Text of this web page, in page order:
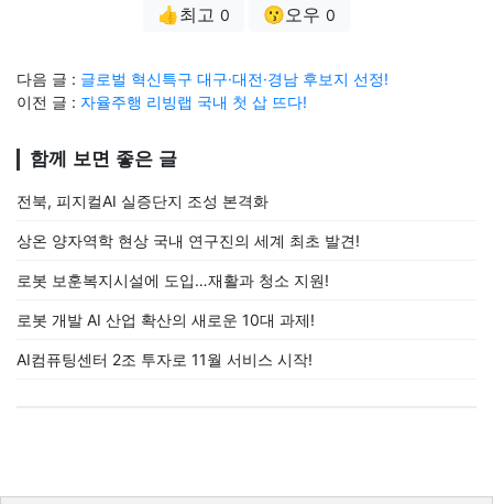
👍최고 0 😗오우 0
다음 글 : 글로벌 혁신특구 대구·대전·경남 후보지 선정!
이전 글 : 자율주행 리빙랩 국내 첫 삽 뜨다!
함께 보면 좋은 글
전북, 피지컬AI 실증단지 조성 본격화
상온 양자역학 현상 국내 연구진의 세계 최초 발견!
로봇 보훈복지시설에 도입…재활과 청소 지원!
로봇 개발 AI 산업 확산의 새로운 10대 과제!
AI컴퓨팅센터 2조 투자로 11월 서비스 시작!